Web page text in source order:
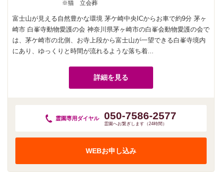
※猫 立会葬
富士山が見える自然豊かな環境 茅ケ崎中央ICからお車で約9分 茅ヶ
崎市 白峯寺動物愛護の会 神奈川県茅ヶ崎市の白峯会動物愛護の会で
は、茅ケ崎市の北側、お寺上段から富士山が一望できる白峯寺境内
にあり、ゆっくりと時間が流れるような落ち着...
詳細を見る
霊園専用 ダイヤル 050-7586-2577
霊園へお繋ぎします（24時間）
WEBお申し込み